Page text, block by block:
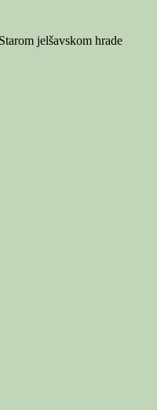
jelšavskom hrade